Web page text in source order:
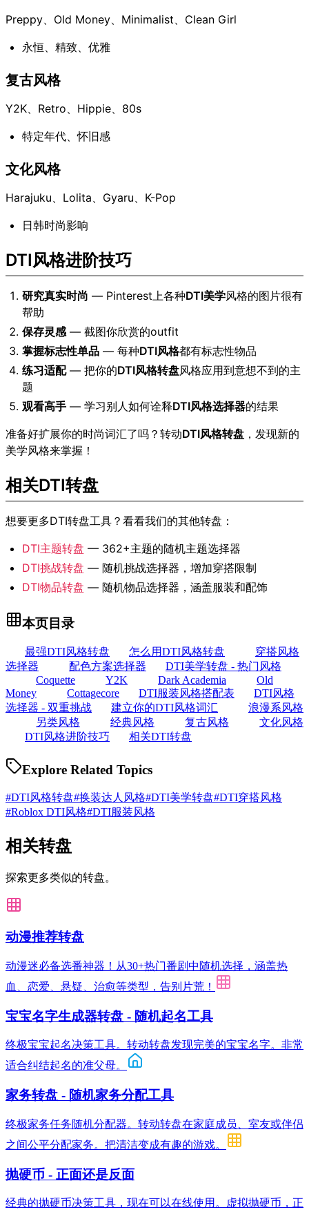
Preppy、Old Money、Minimalist、Clean Girl
永恒、精致、优雅
复古风格
Y2K、Retro、Hippie、80s
特定年代、怀旧感
文化风格
Harajuku、Lolita、Gyaru、K-Pop
日韩时尚影响
DTI风格进阶技巧
研究真实时尚 — Pinterest上各种DTI美学风格的图片很有
帮助
保存灵感 — 截图你欣赏的outfit
掌握标志性单品 — 每种DTI风格都有标志性物品
练习适配— 把你的DTI风格转盘风格应用到意想不到的主
题
观看高手 — 学习别人如何诠释DTI风格选择器的结果
准备好扩展你的时尚词汇了吗？转动DTI风格转盘 ，发现新的
美学风格来掌握！
相关DTI转盘
想要更多DTI转盘工具？看看我们的其他转盘：
DTI主题转盘 — 362+主题的随机主题选择器
DTI挑战转盘 — 随机挑战选择器，增加穿搭限制
DTI物品转盘 — 随机物品选择器，涵盖服装和配饰
本页目录
最强DTI风格转盘 怎么用DTI风格转盘
穿搭风格
选择器
配色方案选择器
DTI美学转盘 - 热门风格
Coquette
Y2K Dark Academia
Old
Money
Cottagecore DTI服装风格搭配表
DTI风格
选择器 - 双重挑战
建立你的DTI风格词汇
浪漫系风格
另类风格
经典风格 复古风格
文化风格
DTI风格进阶技巧
相关DTI转盘
Explore Related Topics
#DTI风格转盘#换装达人风格#DTI美学转盘#DTI穿搭风格
#Roblox DTI风格#DTI服装风格
相关转盘
探索更多类似的转盘。
动漫推荐转盘
动漫迷必备选番神器！从30+热门番剧中随机选择，涵盖热
血、恋爱、悬疑、治愈等类型，告别片荒！
宝宝名字生成器转盘 - 随机起名工具
终极宝宝起名决策工具。转动转盘发现完美的宝宝名字。非常
适合纠结起名的准父母。
家务转盘 - 随机家务分配工具
终极家务任务随机分配器。转动转盘在家庭成员、室友或伴侣
之间公平分配家务。把清洁变成有趣的游戏。
抛硬币 - 正面还是反面
经典的抛硬币决策工具，现在可以在线使用。虚拟抛硬币，正